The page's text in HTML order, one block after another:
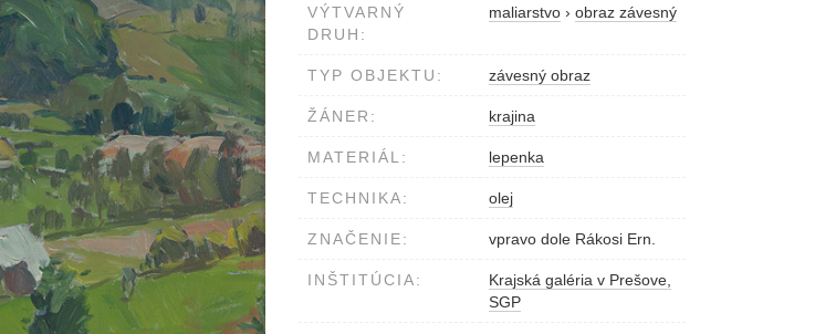
VÝTVARNÝ
DRUH:
maliarstvo › obraz závesný
TYP OBJEKTU: závesný obraz
ŽÁNER: krajina
MATERIÁL: lepenka
TECHNIKA: olej
ZNAČENIE: vpravo dole Rákosi Ern.
INŠTITÚCIA:
Krajská galéria v Prešove,
SGP